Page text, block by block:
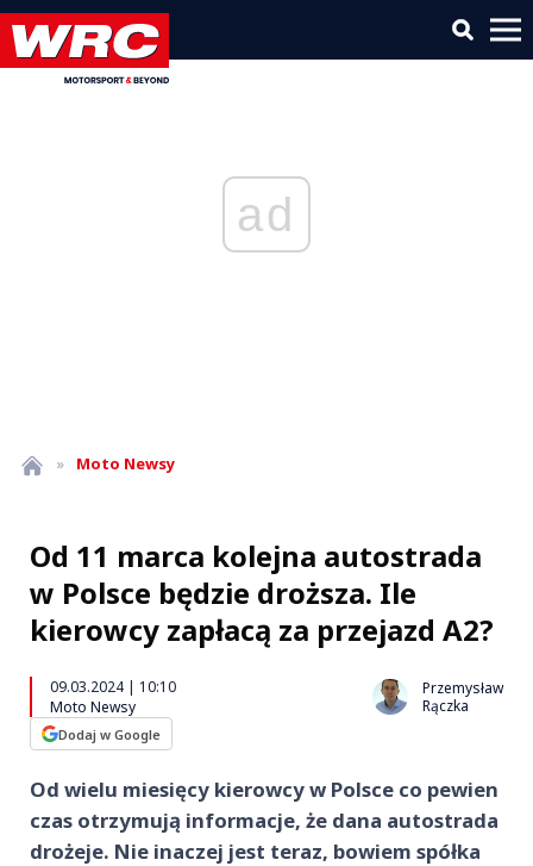
ad
» Moto Newsy
Od 11 marca kolejna autostrada
w Polsce będzie droższa. Ile
kierowcy zapłacą za przejazd A2?
09.03.2024 | 10:10
Moto Newsy
Dodaj w Google
Przemysław
Rączka
Od wielu miesięcy kierowcy w Polsce co pewien
czas otrzymują informacje, że dana autostrada
drożeje. Nie inaczej jest teraz, bowiem spółka